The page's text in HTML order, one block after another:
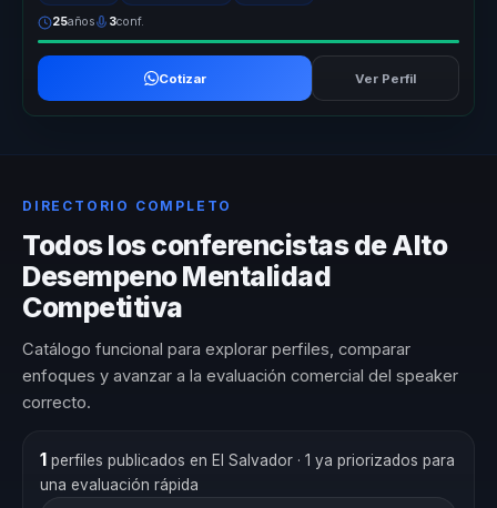
25años 3conf.
Cotizar Ver Perfil
DIRECTORIO COMPLETO
Todos los conferencistas de Alto
Desempeno Mentalidad
Competitiva
Catálogo funcional para explorar perfiles, comparar
enfoques y avanzar a la evaluación comercial del speaker
correcto.
1 perfiles publicados en El Salvador · 1 ya priorizados para
una evaluación rápida